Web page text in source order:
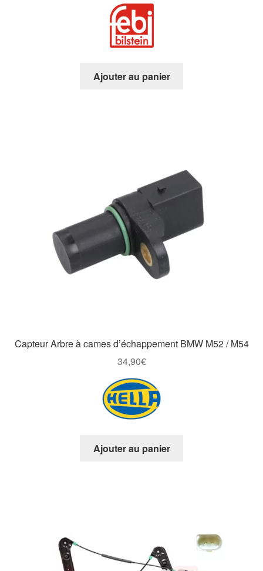
Ajouter au panier
Capteur Arbre à cames d’échappement BMW M52 / M54
34,90€
Ajouter au panier